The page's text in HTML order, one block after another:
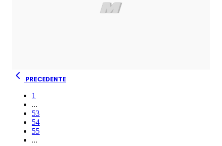
PRECEDENTE
1
...
53
54
55
...